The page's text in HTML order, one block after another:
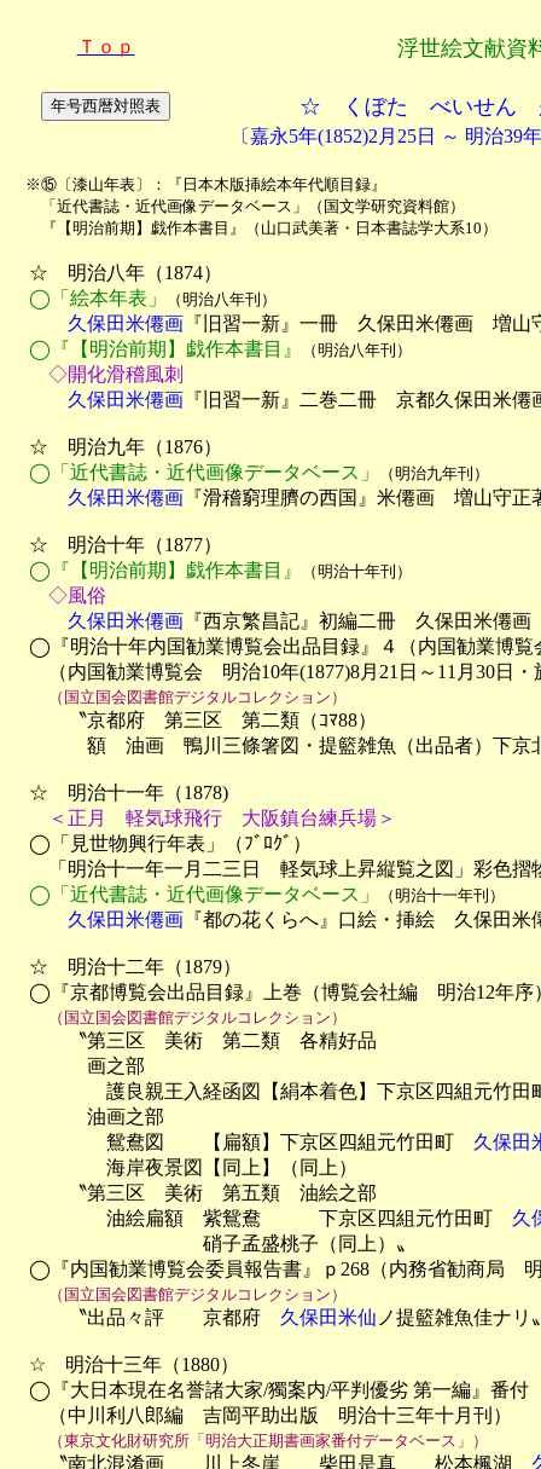
Ｔｏｐ 浮世絵文献資
☆ くぼた べいせん
〔嘉永5年(1852)2月25日 ～ 明治39
※⑮〔漆山年表〕：『日本木版挿絵本年代順目録』
「近代書誌・近代画像データベース」（国文学研究資料館）
『【明治前期】戯作本書目』（山口武美著・日本書誌学大系10）
☆　明治八年（1874）
◯「絵本年表」
（明治八年刊）
久保田米僊画 『旧習一新』一冊　久保田米僊画　増
◯『【明治前期】戯作本書目』
（明治八年刊）
◇開化滑稽風刺
久保田米僊画 『旧習一新』二巻二冊　京都久保田米
☆　明治九年（1876）
◯「近代書誌・近代画像データベース」
（明治九年刊）
久保田米僊画 『滑稽窮理臍の西国』米僊画　増山守
☆　明治十年（1877）
◯『【明治前期】戯作本書目』
（明治十年刊）
◇風俗
久保田米僊画 『西京繁昌記』初編二冊　久保田米僊
◯『明治十年内国勧業博覧会出品目録』４（内国勧業博覧
（内国勧業博覧会　明治10年(1877)8月21日～11月30日・
（国立国会図書館デジタルコレクション）
〝京都府　第三区　第二類（ｺﾏ88）
額　油画　鴨川三條箸図・提籃雑魚（出品者）下京北
☆　明治十一年（1878)
＜正月　軽気球飛行　大阪鎮台練兵場＞
◯「見世物興行年表」（ﾌﾞﾛｸﾞ）
「明治十一年一月二三日　軽気球上昇縦覧之図」彩色
◯「近代書誌・近代画像データベース」
（明治十一年刊）
久保田米僊画 『都の花くらへ』口絵・挿絵　久保田
☆　明治十二年（1879）
◯『京都博覧会出品目録』上巻（博覧会社編　明治12年序
（国立国会図書館デジタルコレクション）
〝第三区　美術　第二類　各精好品
画之部
護良親王入経函図【絹本着色】下京区四組元竹
油画之部
鴛鴦図　　【扁額】下京区四組元竹田町 久保田
海岸夜景図【同上】（同上）
〝第三区　美術　第五類　油絵之部
油絵扁額　紫鴛鴦　　　下京区四組元竹田町 久
硝子孟盛桃子（同上）〟
◯『内国勧業博覧会委員報告書』ｐ268（内務省勧商局　
（国立国会図書館デジタルコレクション）
〝出品々評　　京都府 久保田米仙 ノ提籃雑魚佳ナリ
☆　明治十三年（1880）
◯『大日本現在名誉諸大家/獨案内/平判優劣 第一編』番付
（中川利八郎編　吉岡平助出版　明治十三年十月刊）
（東京文化財研究所「明治大正期書画家番付データベース」）
〝南北混淆画　　川上冬崖　　柴田是真　　松本楓湖